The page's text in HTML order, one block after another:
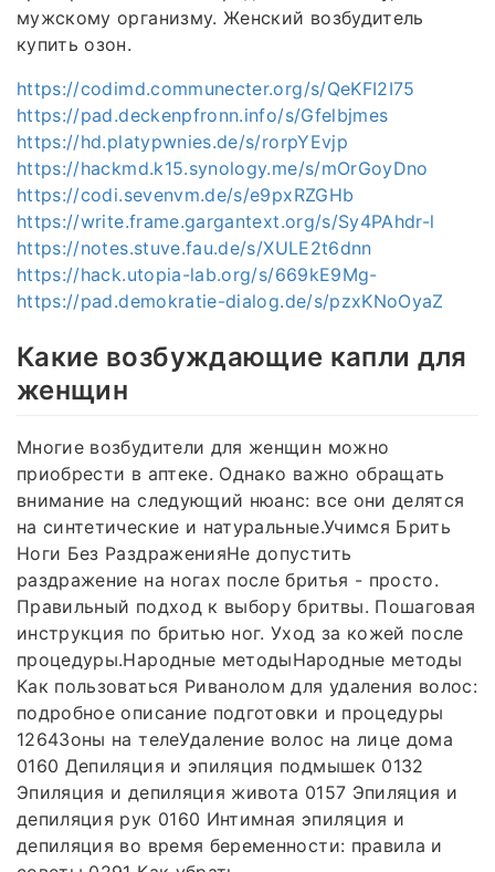
мужскому организму. Женский возбудитель
купить озон.
https://codimd.communecter.org/s/QeKFI2I75
https://pad.deckenpfronn.info/s/Gfelbjmes
https://hd.platypwnies.de/s/rorpYEvjp
https://hackmd.k15.synology.me/s/mOrGoyDno
https://codi.sevenvm.de/s/e9pxRZGHb
https://write.frame.gargantext.org/s/Sy4PAhdr-l
https://notes.stuve.fau.de/s/XULE2t6dnn
https://hack.utopia-lab.org/s/669kE9Mg-
https://pad.demokratie-dialog.de/s/pzxKNoOyaZ
Какие возбуждающие капли для
женщин
Многие возбудители для женщин можно
приобрести в аптеке. Однако важно обращать
внимание на следующий нюанс: все они делятся
на синтетические и натуральные.Учимся Брить
Ноги Без РаздраженияНе допустить
раздражение на ногах после бритья - просто.
Правильный подход к выбору бритвы. Пошаговая
инструкция по бритью ног. Уход за кожей после
процедуры.Народные методыНародные методы
Как пользоваться Риванолом для удаления волос:
подробное описание подготовки и процедуры
1264Зоны на телеУдаление волос на лице дома
0160 Депиляция и эпиляция подмышек 0132
Эпиляция и депиляция живота 0157 Эпиляция и
депиляция рук 0160 Интимная эпиляция и
депиляция во время беременности: правила и